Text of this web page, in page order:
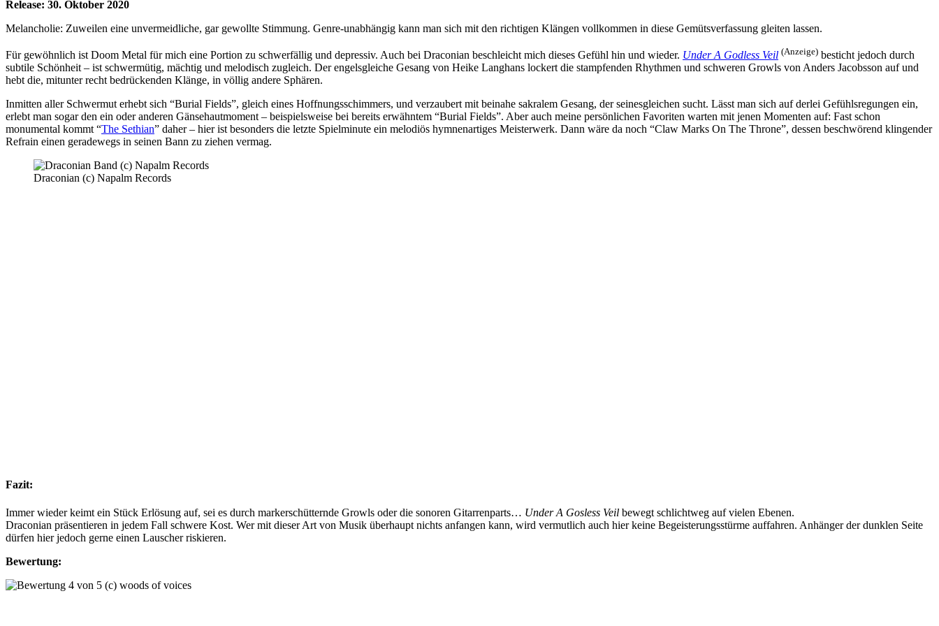
Release: 30. Oktober 2020
Melancholie: Zuweilen eine unvermeidliche, gar gewollte Stimmung. Genre-unabhängig kann man sich mit den richtigen Klängen vollkommen in diese Gemütsverfassung gleiten lassen.
Für gewöhnlich ist Doom Metal für mich eine Portion zu schwerfällig und depressiv. Auch bei Draconian beschleicht mich dieses Gefühl hin und wieder. Under A Godless Veil (Anzeige) besticht jedoch durch
subtile Schönheit – ist schwermütig, mächtig und melodisch zugleich. Der engelsgleiche Gesang von Heike Langhans lockert die stampfenden Rhythmen und schweren Growls von Anders Jacobsson auf und
hebt die, mitunter recht bedrückenden Klänge, in völlig andere Sphären.
Inmitten aller Schwermut erhebt sich “Burial Fields”, gleich eines Hoffnungsschimmers, und verzaubert mit beinahe sakralem Gesang, der seinesgleichen sucht. Lässt man sich auf derlei Gefühlsregungen ein,
erlebt man sogar den ein oder anderen Gänsehautmoment – beispielsweise bei bereits erwähntem “Burial Fields”. Aber auch meine persönlichen Favoriten warten mit jenen Momenten auf: Fast schon
monumental kommt “The Sethian” daher – hier ist besonders die letzte Spielminute ein melodiös hymnenartiges Meisterwerk. Dann wäre da noch “Claw Marks On The Throne”, dessen beschwörend klingender
Refrain einen geradewegs in seinen Bann zu ziehen vermag.
Draconian (c) Napalm Records
Fazit:
Immer wieder keimt ein Stück Erlösung auf, sei es durch markerschütternde Growls oder die sonoren Gitarrenparts… Under A Gosless Veil bewegt schlichtweg auf vielen Ebenen.
Draconian präsentieren in jedem Fall schwere Kost. Wer mit dieser Art von Musik überhaupt nichts anfangen kann, wird vermutlich auch hier keine Begeisterungsstürme auffahren. Anhänger der dunklen Seite
dürfen hier jedoch gerne einen Lauscher riskieren.
Bewertung: